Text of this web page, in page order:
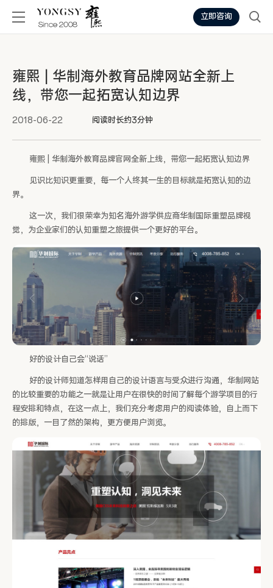
立即咨询
雍熙 | 华制海外教育品牌网站全新上
线，带您一起拓宽认知边界
2018-06-22 阅读时长约3分钟
雍熙 | 华制海外教育品牌官网全新上线，带您一起拓宽认知边界
见识比知识更重要，每一个人终其一生的目标就是拓宽认知的边
界。
这一次，我们很荣幸为知名海外游学供应商华制国际重塑品牌视
觉，为企业家们的认知重塑之旅提供一个更好的平台。
好的设计自己会“说话”
好的设计师知道怎样用自己的设计语言与受众进行沟通，华制网站
的比较重要的功能之一就是让用户在很快的时间了解每个游学项目的行
程安排和特点，在这一点上，我们充分考虑用户的阅读体验，自上而下
的排版，一目了然的架构，更方便用户浏览。